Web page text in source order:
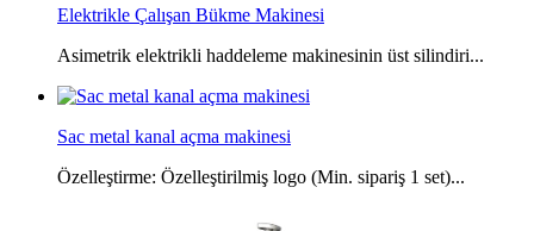
Elektrikle Çalışan Bükme Makinesi
Asimetrik elektrikli haddeleme makinesinin üst silindiri...
Sac metal kanal açma makinesi
Özelleştirme: Özelleştirilmiş logo (Min. sipariş 1 set)...